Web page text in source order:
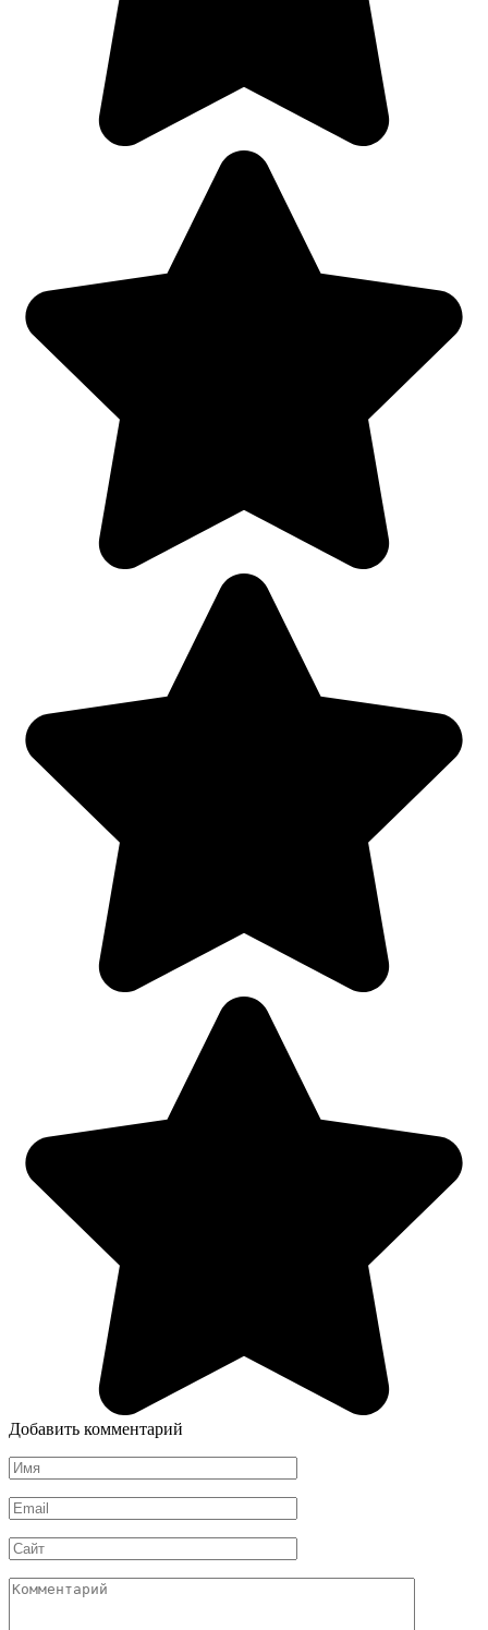
Добавить комментарий
Имя
*
Email
*
Сайт
Комментарий